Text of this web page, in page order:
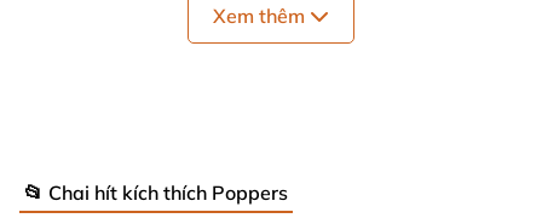
Xem thêm
📂 Chai hít kích thích Poppers